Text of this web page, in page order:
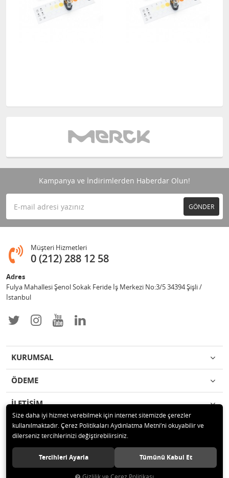
Kampanya ve İndirimlerden Haberdar Olun!
GÖNDER
Müşteri Hizmetleri
0 (212) 288 12 58
Adres
Fulya Mahallesi Şenol Sokak Feride İş Merkezi No:3/5 34394 Şişli /
İstanbul
KURUMSAL
ÖDEME
İLETİŞİM
© 2019 Enotek Mühendislik ve Danışmalık Hizm. San. ve Tic. A.Ş. Tüm
hakları saklıdır.
Size daha iyi hizmet verebilmek için internet sitemizde çerezler
kullanılmaktadır. Çerez Politikaları Aydınlatma Metni’ni okuyabilir ve
dilerseniz tercihlerinizi değiştirebilirsiniz.
Tercihleri Ayarla Tümünü Kabul Et